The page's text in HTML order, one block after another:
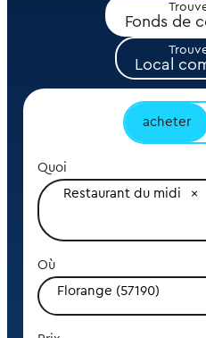
Fonds de
Local
acheter
Quoi
Restaurant du midi
Où
Florange (57190)